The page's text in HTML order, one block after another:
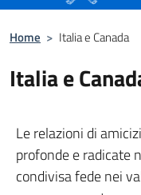
Home > Italia e Canada
Italia e
Le relazioni di
profonde e radicate
condivisa fede nei